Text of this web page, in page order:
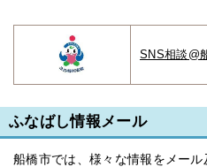
SNS相談@
ふなばし情報メール
船橋市では、様々な情報をメール